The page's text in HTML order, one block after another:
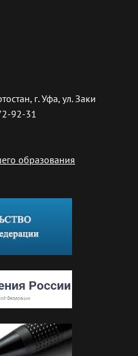
г. Уфа, ул. Заки
92-31
образования